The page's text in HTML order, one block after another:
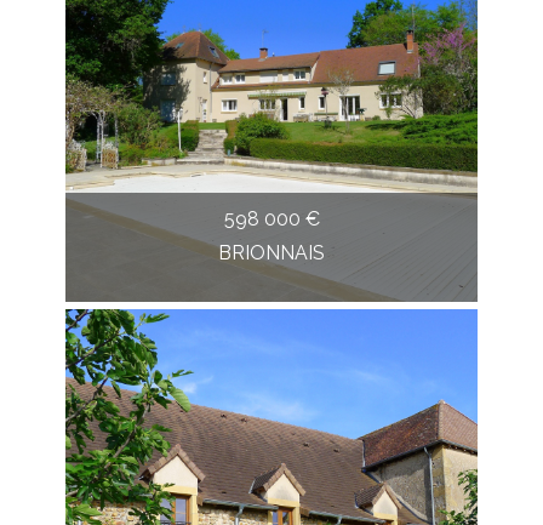
598 000 €
BRIONNAIS